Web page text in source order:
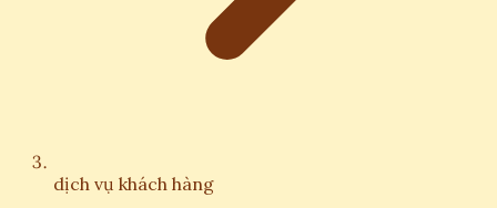
dịch vụ khách hàng